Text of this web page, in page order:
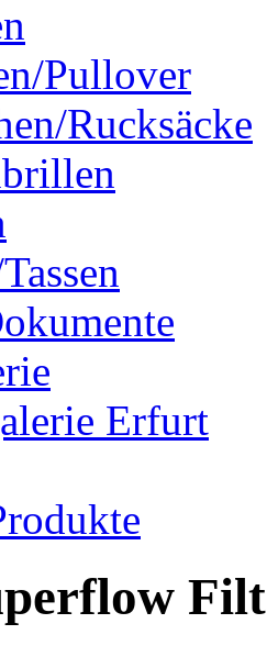
Pullover
Rucksäcke
Erfurt